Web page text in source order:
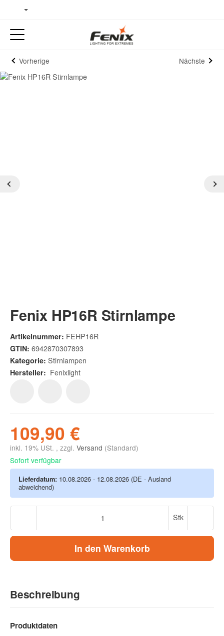
Vorherige Nächste
Fenix HP16R Stirnlampe
Artikelnummer: FEHP16R
GTIN: 6942870307893
Kategorie: Stirnlampen
Hersteller: Fenixlight
109,90 €
inkl. 19% USt. , zzgl. Versand (Standard)
Sofort verfügbar
Lieferdatum: 10.08.2026 - 12.08.2026 (DE - Ausland
abweichend)
Stk
In den Warenkorb
Beschreibung
Produktdaten